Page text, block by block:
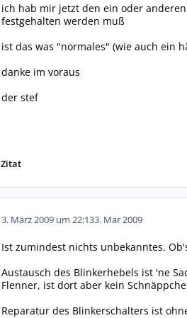
ich hab mir jetzt den ein oder
festgehalten werden muß
ist das was "normales" (wie auch ein
danke im voraus
der stef
Zitat
3. März 2009 um 22:133. Mar 2009
Ist zumindest nichts unbekanntes.
Austausch des Blinkerhebels ist 'ne
Flenner, ist dort aber kein
Reparatur des Blinkerschalters ist